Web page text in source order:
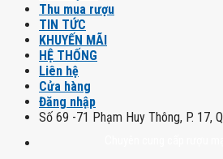
Thu mua rượu
TIN TỨC
KHUYẾN MÃI
HỆ THỐNG
Liên hệ
Cửa hàng
Đăng nhập
Số 69 -71 Phạm Huy Thông, P. 17,